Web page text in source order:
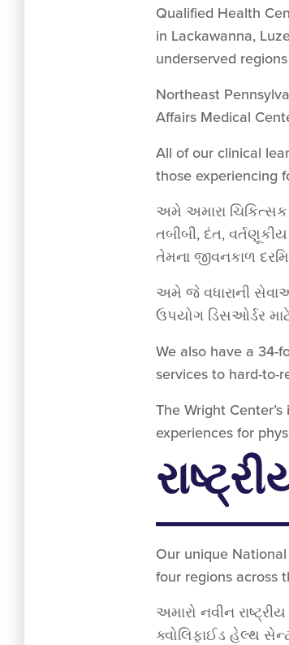
Qualified Health
in Lackawanna,
underserved
Northeast
Affairs Medical
All of our clinical
those experiencing
અમે અમારા
તબીબી, દંત,
તેમના જીવનકાળ
અમે જે વધારાની
ઉપયોગ ડિસઓર્ડર
We also have a 34-
services to hard-to-
The Wright
experiences for
Our unique
four regions across
અમારો નવીન
ક્વોલિફાઈડ હેલ્થ